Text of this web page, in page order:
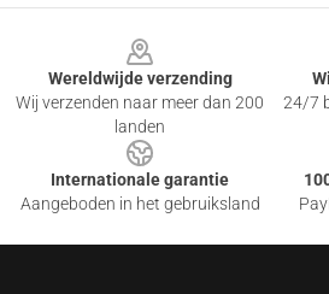
Wereldwijde verzending
Wij verzenden naar meer dan 200
landen
24/7
Internationale garantie
Aangeboden in het gebruiksland